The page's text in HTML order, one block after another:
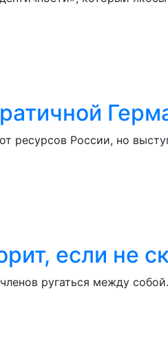
ресурсов России, но
если не
ругаться между